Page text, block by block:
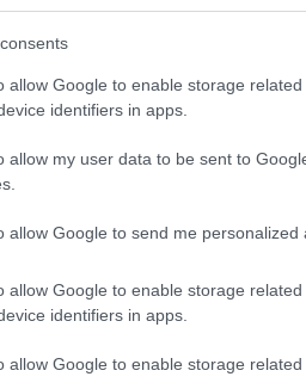
allow Google to enable storage
identifiers in apps.
allow my user data to be sent to
allow Google to send me personalized
allow Google to enable storage
identifiers in apps.
allow Google to enable storage
τους υπέστη σοβαρό
αναζήτηση περίθαλψης
η1η Υγειονομική
στην οποία
διάλογο».
δεν το κατέταξε
προσήλθε αρχικά
από ειδικευόμενη
στο
απευθείας στο